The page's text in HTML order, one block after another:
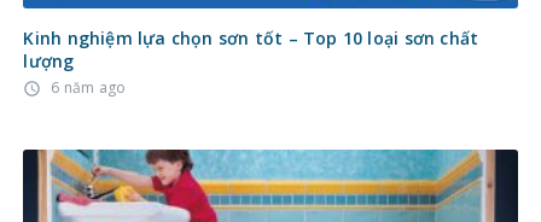
Kinh nghiệm lựa chọn sơn tốt – Top 10 loại sơn chất
lượng
access_time 6 năm ago